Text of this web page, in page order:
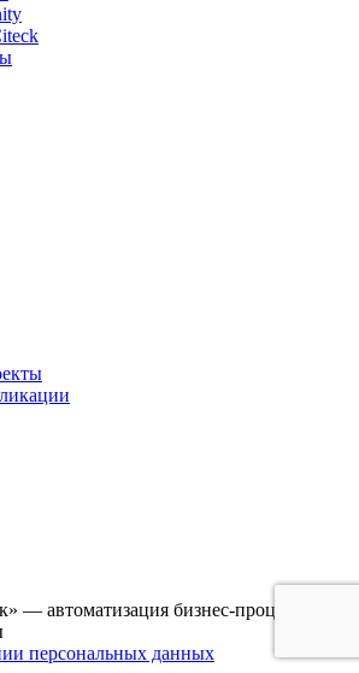
автоматизация бизнес-процессов.
персональных данных